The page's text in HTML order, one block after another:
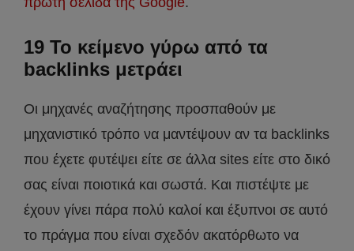
19 Το κείμενο γύρω από τα
backlinks μετράει
Οι μηχανές αναζήτησης προσπαθούν με
μηχανιστικό τρόπο να μαντέψουν αν τα backlinks
που έχετε φυτέψει είτε σε άλλα sites είτε στο δικό
σας είναι ποιοτικά και σωστά. Και πιστέψτε με
έχουν γίνει πάρα πολύ καλοί και έξυπνοι σε αυτό
το πράγμα που είναι σχεδόν ακατόρθωτο να